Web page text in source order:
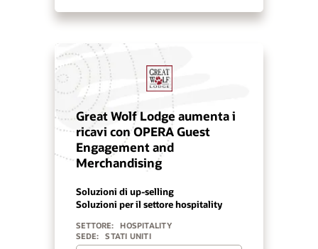
Great Wolf Lodge aumenta i
ricavi con OPERA Guest
Engagement and
Merchandising
Soluzioni di up-selling
Soluzioni per il settore hospitality
SETTORE:
HOSPITALITY
SEDE:
STATI UNITI